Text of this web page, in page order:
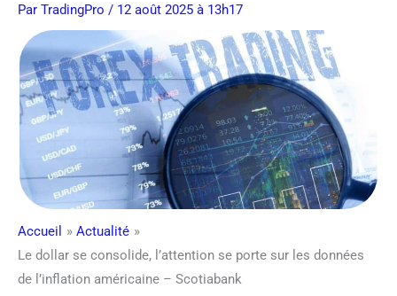
Par TradingPro / 12 août 2025 à 13h17
Accueil
Actualité
Le dollar se consolide, l’attention se porte sur les données
de l’inflation américaine – Scotiabank